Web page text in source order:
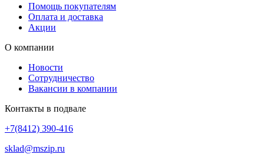
Помощь покупателям
Оплата и доставка
Акции
О компании
Новости
Сотрудничество
Вакансии в компании
Контакты в подвале
+7(8412) 390-416
sklad@mszip.ru